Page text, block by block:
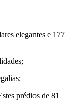
elegantes e 177
prédios de 81